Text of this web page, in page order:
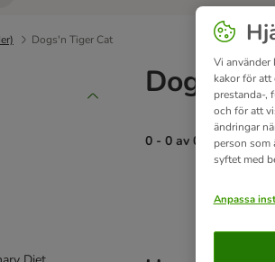
Dogs'n Tiger Cat
Dogs'n
0 - 0 av 0 resultat
Vi använder
kakor för att
prestanda-,
och för att
ändringar
person som
syftet med
Anpassa